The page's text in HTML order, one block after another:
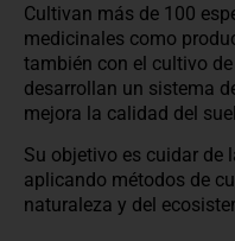
Cultivan más de 100
medicinales como
también con el cultivo
desarrollan un sistema
mejora la calidad del
Su objetivo es cuidar de
aplicando métodos de
naturaleza y del